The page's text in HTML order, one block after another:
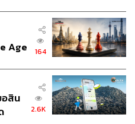
กระดาษที่พรรณนาทุกการ
ถึงเหตุผลที่หลายคนสงสัยว่า
ส้นสูงสีเงินคู่นั้นไว้ตลอดเวลา
ษ เป็นสิ่งเดียวที่คนดูเวอร์ชัน
วามคิด’ ของเดอุสบรังเกีย
Age
164
อสิน
2.6K